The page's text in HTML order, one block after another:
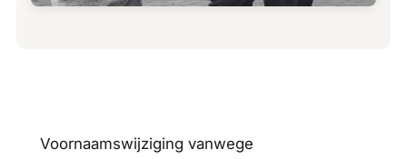
Voornaamswijziging vanwege